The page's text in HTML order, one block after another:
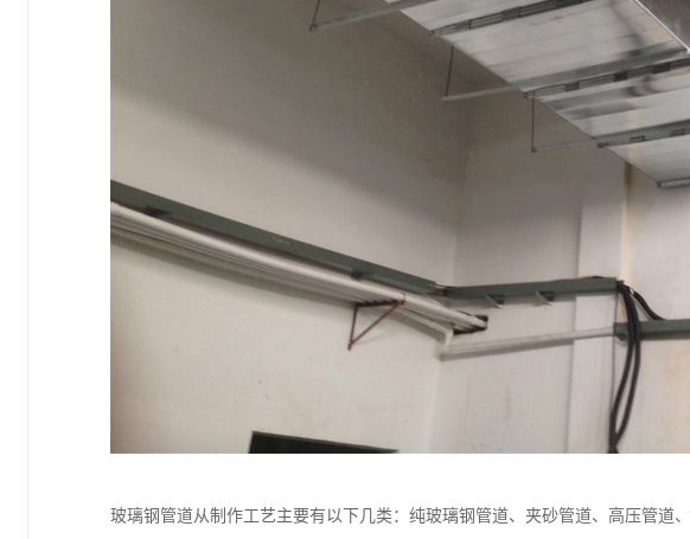
玻璃钢管道从制作工艺主要有以下几类：纯玻璃钢管道、夹砂管道、高压管道、